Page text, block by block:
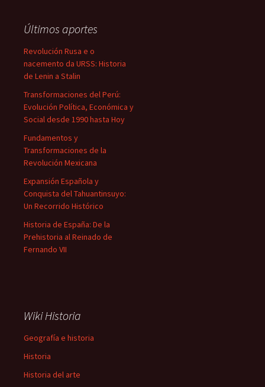
Últimos aportes
Revolución Rusa e o
nacemento da URSS: Historia
de Lenin a Stalin
Transformaciones del Perú:
Evolución Política, Económica y
Social desde 1990 hasta Hoy
Fundamentos y
Transformaciones de la
Revolución Mexicana
Expansión Española y
Conquista del Tahuantinsuyo:
Un Recorrido Histórico
Historia de España: De la
Prehistoria al Reinado de
Fernando VII
Wiki Historia
Geografía e historia
Historia
Historia del arte